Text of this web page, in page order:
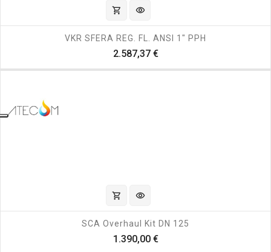
shopping_cart visibility
VKR SFERA REG. FL. ANSI 1" PPH
2.587,37 €Prezzo
shopping_cart visibility
SCA Overhaul Kit DN 125
1.390,00 €Prezzo